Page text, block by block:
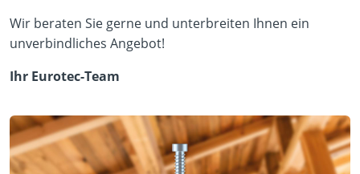
Wir beraten Sie gerne und unterbreiten Ihnen ein
unverbindliches Angebot!
Ihr Eurotec-Team